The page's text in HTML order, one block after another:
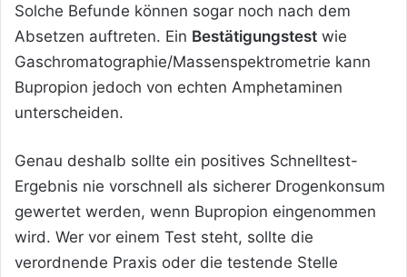
Solche Befunde können sogar noch nach dem
Absetzen auftreten. Ein Bestätigungstest wie
Gaschromatographie/Massenspektrometrie kann
Bupropion jedoch von echten Amphetaminen
unterscheiden.
Genau deshalb sollte ein positives Schnelltest-
Ergebnis nie vorschnell als sicherer Drogenkonsum
gewertet werden, wenn Bupropion eingenommen
wird. Wer vor einem Test steht, sollte die
verordnende Praxis oder die testende Stelle